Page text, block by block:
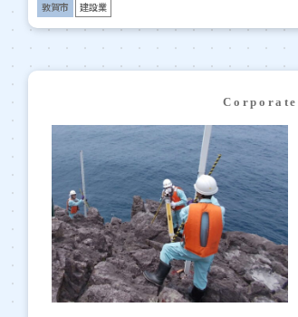
敦賀市 建設業